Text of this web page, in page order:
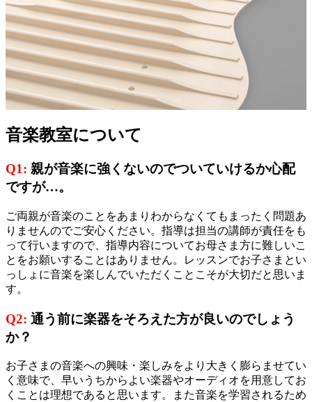
音楽教室について
Q1: 親が音楽に強くないのでついていけるか心配
ですが…。
ご両親が音楽のことをあまりわからなくてもまったく問題あ
りませんのでご安心ください。指導は担当の講師が責任をも
って行いますので、指導内容についてお母さま方に難しいこ
とをお願いすることはありません。レッスンでお子さまとい
っしょに音楽を楽しんでいただくことこそが大切だと思いま
す。
Q2: 通う前に楽器をそろえた方が良いのでしょう
か？
お子さまの音楽への興味・楽しみをより大きく膨らませてい
く意味で、早いうちからよい楽器やオーディオを用意してお
くことは理想であると思います。また音楽を学習されるため